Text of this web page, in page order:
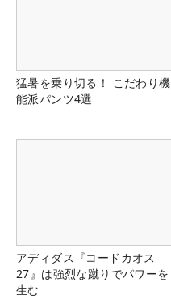
猛暑を乗り切る！ こだわり機
能派パンツ4選
アディダス『コードカオス
27』は強烈な蹴りでパワーを
生む